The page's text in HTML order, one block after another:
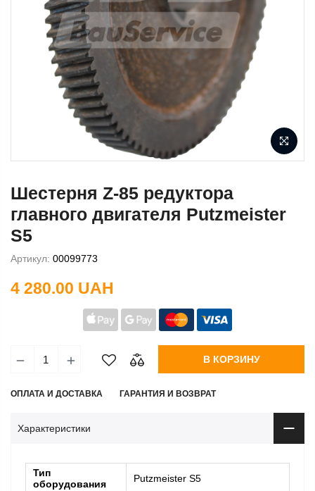
Шестерня Z-85 редуктора
главного двигателя Putzmeister
S5
Артикул: 00099773
4 280.00 UAH
В КОРЗИНУ
ОПЛАТА И ДОСТАВКА ГАРАНТИЯ И ВОЗВРАТ
Характеристики
Тип
оборудования
Putzmeister S5